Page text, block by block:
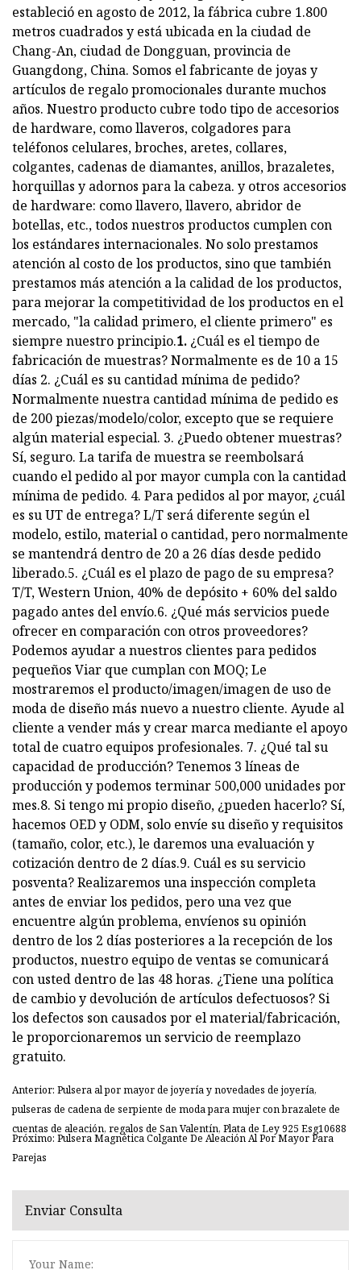
estableció en agosto de 2012, la fábrica cubre 1.800
metros cuadrados y está ubicada en la ciudad de
Chang-An, ciudad de Dongguan, provincia de
Guangdong, China. Somos el fabricante de joyas y
artículos de regalo promocionales durante muchos
años. Nuestro producto cubre todo tipo de accesorios
de hardware, como llaveros, colgadores para
teléfonos celulares, broches, aretes, collares,
colgantes, cadenas de diamantes, anillos, brazaletes,
horquillas y adornos para la cabeza. y otros accesorios
de hardware: como llavero, llavero, abridor de
botellas, etc., todos nuestros productos cumplen con
los estándares internacionales. No solo prestamos
atención al costo de los productos, sino que también
prestamos más atención a la calidad de los productos,
para mejorar la competitividad de los productos en el
mercado, "la calidad primero, el cliente primero" es
siempre nuestro principio.1. ¿Cuál es el tiempo de
fabricación de muestras? Normalmente es de 10 a 15
días 2. ¿Cuál es su cantidad mínima de pedido?
Normalmente nuestra cantidad mínima de pedido es
de 200 piezas/modelo/color, excepto que se requiere
algún material especial. 3. ¿Puedo obtener muestras?
Sí, seguro. La tarifa de muestra se reembolsará
cuando el pedido al por mayor cumpla con la cantidad
mínima de pedido. 4. Para pedidos al por mayor, ¿cuál
es su UT de entrega? L/T será diferente según el
modelo, estilo, material o cantidad, pero normalmente
se mantendrá dentro de 20 a 26 días desde pedido
liberado.5. ¿Cuál es el plazo de pago de su empresa?
T/T, Western Union, 40% de depósito + 60% del saldo
pagado antes del envío.6. ¿Qué más servicios puede
ofrecer en comparación con otros proveedores?
Podemos ayudar a nuestros clientes para pedidos
pequeños Viar que cumplan con MOQ; Le
mostraremos el producto/imagen/imagen de uso de
moda de diseño más nuevo a nuestro cliente. Ayude al
cliente a vender más y crear marca mediante el apoyo
total de cuatro equipos profesionales. 7. ¿Qué tal su
capacidad de producción? Tenemos 3 líneas de
producción y podemos terminar 500,000 unidades por
mes.8. Si tengo mi propio diseño, ¿pueden hacerlo? Sí,
hacemos OED y ODM, solo envíe su diseño y requisitos
(tamaño, color, etc.), le daremos una evaluación y
cotización dentro de 2 días.9. Cuál es su servicio
posventa? Realizaremos una inspección completa
antes de enviar los pedidos, pero una vez que
encuentre algún problema, envíenos su opinión
dentro de los 2 días posteriores a la recepción de los
productos, nuestro equipo de ventas se comunicará
con usted dentro de las 48 horas. ¿Tiene una política
de cambio y devolución de artículos defectuosos? Si
los defectos son causados ​​por el material/fabricación,
le proporcionaremos un servicio de reemplazo
gratuito.
Anterior: Pulsera al por mayor de joyería y novedades de joyería,
pulseras de cadena de serpiente de moda para mujer con brazalete de
cuentas de aleación, regalos de San Valentín, Plata de Ley 925 Esg10688
Próximo: Pulsera Magnética Colgante De Aleación Al Por Mayor Para
Parejas
Enviar Consulta